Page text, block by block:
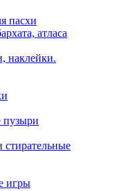
пасхи
атласа
наклейки.
стирательные
игры